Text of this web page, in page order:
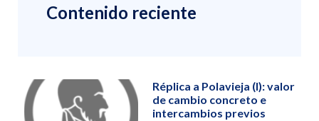
Contenido reciente
Réplica a Polavieja (I): valor
de cambio concreto e
intercambios previos